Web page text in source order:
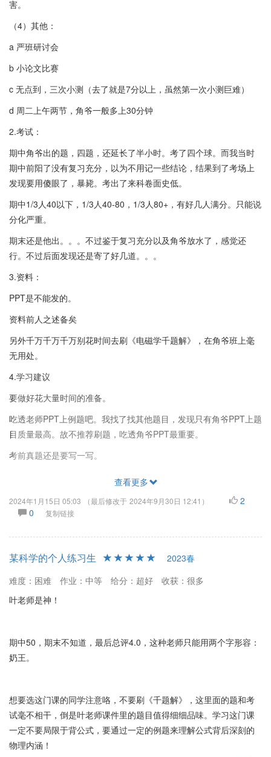
害。
（4）其他：
a 严班研讨会
b 小论文比赛
c 无点到，三次小测（去了就是7分以上，虽然第一次小测巨难）
d 周二上午两节，角爷一般多上30分钟
2.考试：
期中角爷出的题，四题，还延长了半小时。考了四个球。而我当时
期中前阳了没有复习充分，以为不用记一些结论，结果到了考场上
发现要用傻眼了，暴毙。考出了来科卷面史低。
期中1/3人40以下，1/3人40-80，1/3人80+，有好几人满分。只能说
分化严重。
期末还是他出。。。不过鉴于复习充分以及角爷放水了，感觉还
行。不过后面发现还是寄了好几道。。。
3.资料：
PPT是不能发的。
资料前人之述备矣
另外千万千万千万别花时间去刷《电磁学千题解》，在角爷班上毫
无用处。
4.学习建议
要做好花大量时间的准备。
吃透老师PPT上例题吧。我找了找其他题目，发现只有角爷PPT上题
目质量最高。故不推荐刷题，吃透角爷PPT最重要。
考前真题还是要写一写。
查看更多
2024年1月15日 05:03 （最后修改于 2024年9月30日 12:41 ）
2
0
复制链接
某科学的个人练习生
2023春
难度：困难
作业：中等 给分：超好
收获：很多
叶老师是神！
期中50，期末不知道，最后总评4.0，这种老师只能用两个字形容：
奶王。
想要选这门课的同学注意咯，不要刷《千题解》，这里面的题和考
试毫不相干，倒是叶老师课件里的题目值得细细品味。学习这门课
一定不要局限于背公式，要通过一定的例题来理解公式背后深刻的
物理内涵！